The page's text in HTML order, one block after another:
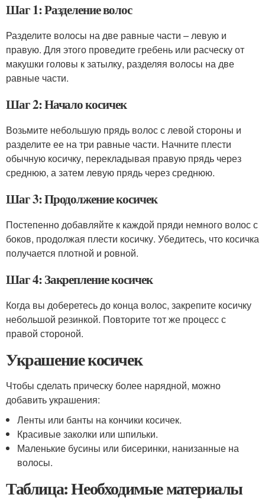
Шаг 1: Разделение волос
Разделите волосы на две равные части – левую и
правую. Для этого проведите гребень или расческу от
макушки головы к затылку, разделяя волосы на две
равные части.
Шаг 2: Начало косичек
Возьмите небольшую прядь волос с левой стороны и
разделите ее на три равные части. Начните плести
обычную косичку, перекладывая правую прядь через
среднюю, а затем левую прядь через среднюю.
Шаг 3: Продолжение косичек
Постепенно добавляйте к каждой пряди немного волос с
боков, продолжая плести косичку. Убедитесь, что косичка
получается плотной и ровной.
Шаг 4: Закрепление косичек
Когда вы доберетесь до конца волос, закрепите косичку
небольшой резинкой. Повторите тот же процесс с
правой стороной.
Украшение косичек
Чтобы сделать прическу более нарядной, можно
добавить украшения:
Ленты или банты на кончики косичек.
Красивые заколки или шпильки.
Маленькие бусины или бисеринки, нанизанные на
волосы.
Таблица: Необходимые материалы